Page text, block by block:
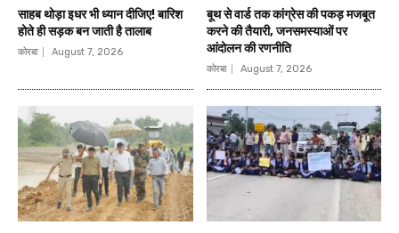
साहब थोड़ा इधर भी ध्यान दीजिए! बारिश
होते ही सड़क बन जाती है तालाब
कोरबा August 7, 2026
बूथ से वार्ड तक कांग्रेस की पकड़ मजबूत
करने की तैयारी, जनसमस्याओं पर
आंदोलन की रणनीति
कोरबा August 7, 2026